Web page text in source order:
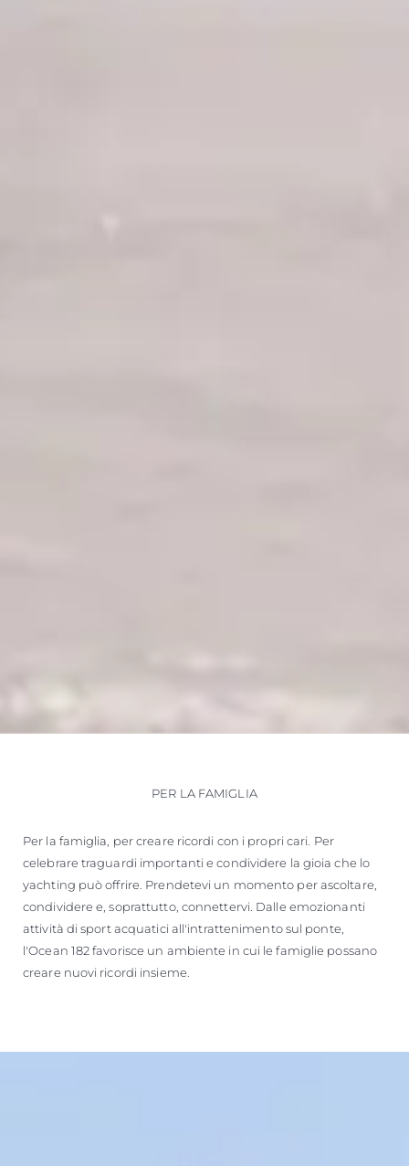
PER LA FAMIGLIA
Per la famiglia, per creare ricordi con i propri cari. Per
celebrare traguardi importanti e condividere la gioia che lo
yachting può offrire. Prendetevi un momento per ascoltare,
condividere e, soprattutto, connettervi. Dalle emozionanti
attività di sport acquatici all'intrattenimento sul ponte,
l'Ocean 182 favorisce un ambiente in cui le famiglie possano
creare nuovi ricordi insieme.